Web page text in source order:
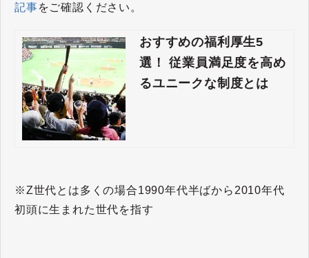
記事をご確認ください。
おすすめの福利厚生5
選！ 従業員満足度を高め
るユニークな制度とは
※Z世代とは多くの場合1990年代半ばから2010年代
初頭に生まれた世代を指す